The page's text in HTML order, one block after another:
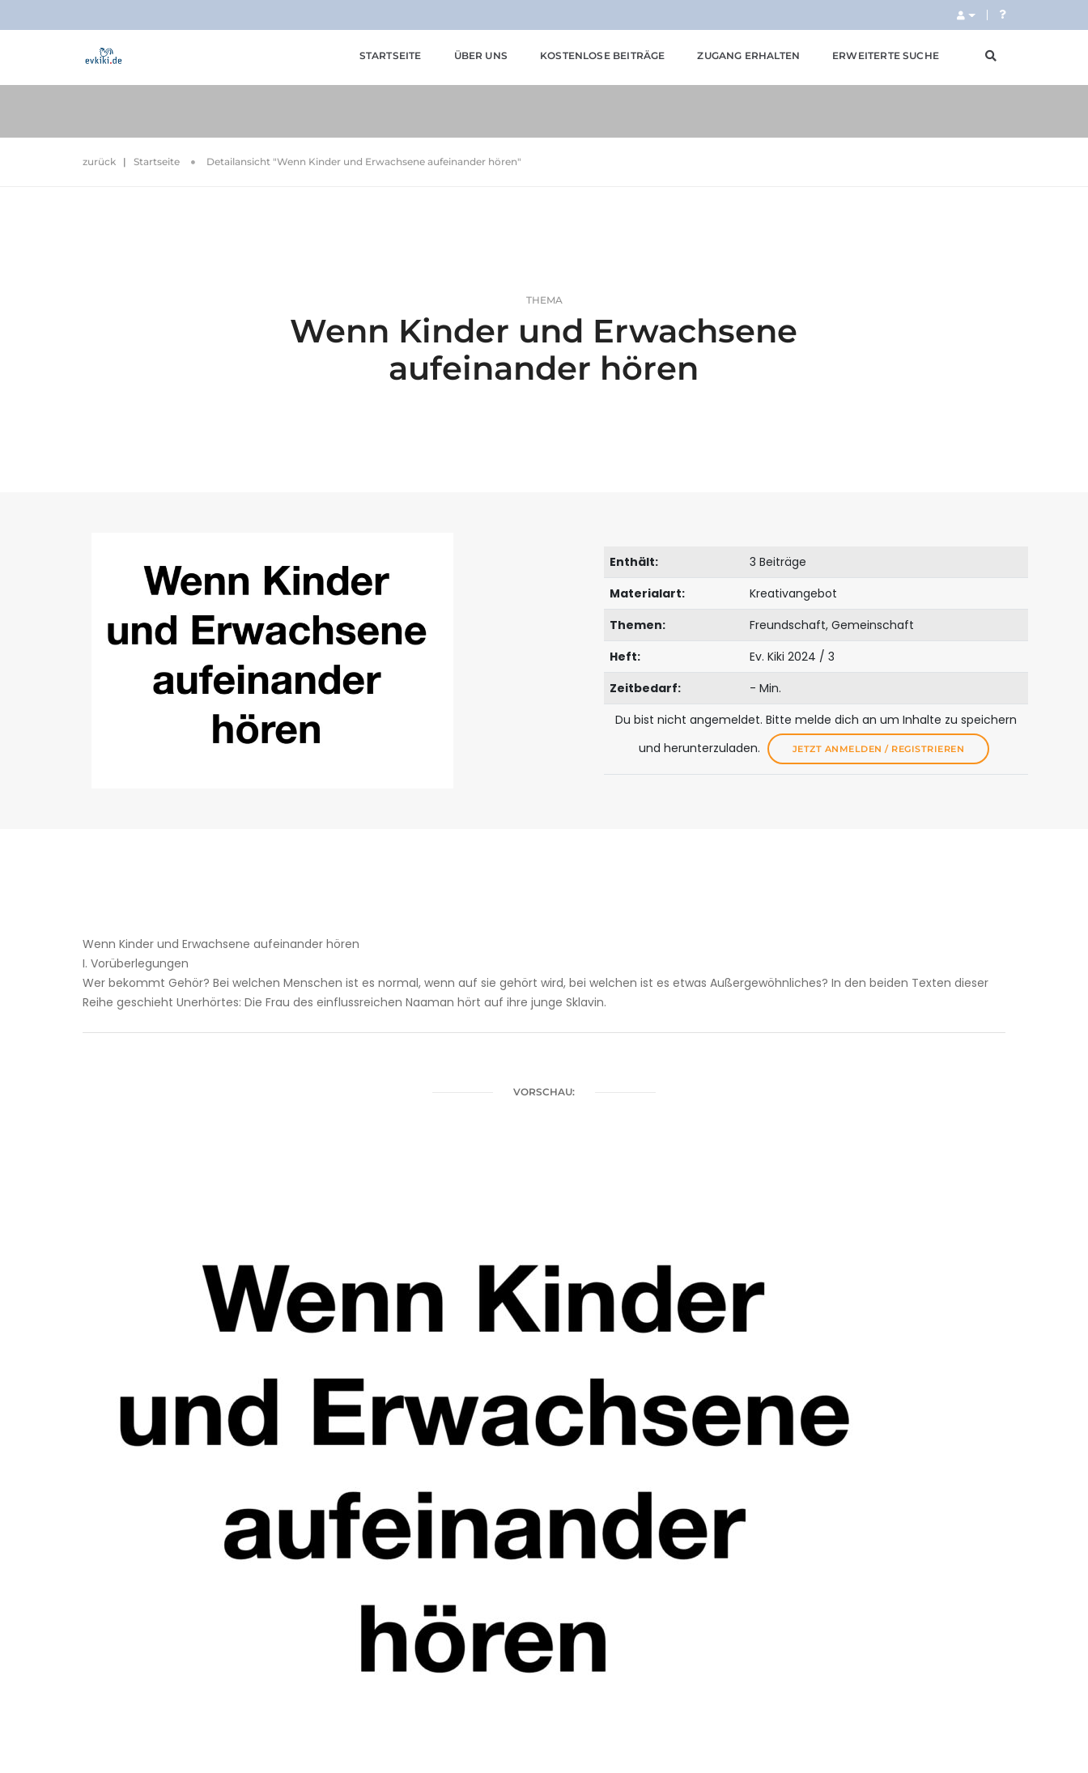
STARTSEITE ÜBER UNS KOSTENLOSE BEITRÄGE ZUGANG ERHALTEN ERWEITERTE SUCHE
zurück | Startseite Detailansicht "Wenn Kinder und Erwachsene aufeinander hören"
THEMA
Wenn Kinder und Erwachsene
aufeinander hören
Enthält:
3 Beiträge
Materialart:
Kreativangebot
Themen:
Freundschaft, Gemeinschaft
Heft:
Ev. Kiki 2024 / 3
Zeitbedarf:
- Min.
Du bist nicht angemeldet. Bitte melde dich an um Inhalte zu speichern
und herunterzuladen.
JETZT ANMELDEN / REGISTRIEREN
Wenn Kinder und Erwachsene aufeinander hören
I. Vorüberlegungen
Wer bekommt Gehör? Bei welchen Menschen ist es normal, wenn auf sie gehört wird, bei welchen ist es etwas Außergewöhnliches? In den beiden Texten dieser
Reihe geschieht Unerhörtes: Die Frau des einflussreichen Naaman hört auf ihre junge Sklavin.
VORSCHAU: